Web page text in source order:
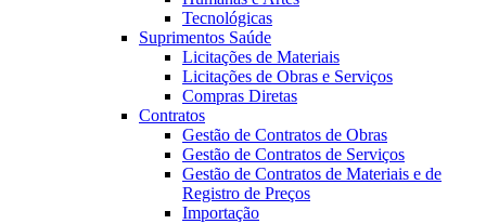
Tecnológicas
Suprimentos Saúde
Licitações de Materiais
Licitações de Obras e Serviços
Compras Diretas
Contratos
Gestão de Contratos de Obras
Gestão de Contratos de Serviços
Gestão de Contratos de Materiais e de
Registro de Preços
Importação